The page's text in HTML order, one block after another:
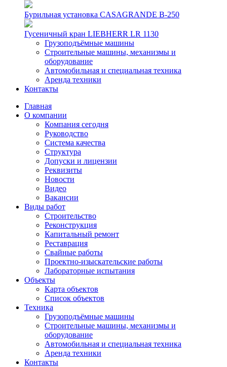
Бурильная установка CASAGRANDE B-250
Гусеничный кран LIEBHERR LR 1130
Грузоподъёмные машины
Строительные машины, механизмы и
оборудование
Автомобильная и специальная техника
Аренда техники
Контакты
Главная
О компании
Компания сегодня
Руководство
Система качества
Структура
Допуски и лицензии
Реквизиты
Новости
Видео
Вакансии
Виды работ
Строительство
Реконструкция
Капитальный ремонт
Реставрация
Свайные работы
Проектно-изыскательские работы
Лабораторные испытания
Объекты
Карта объектов
Список объектов
Техника
Грузоподъёмные машины
Строительные машины, механизмы и
оборудование
Автомобильная и специальная техника
Аренда техники
Контакты